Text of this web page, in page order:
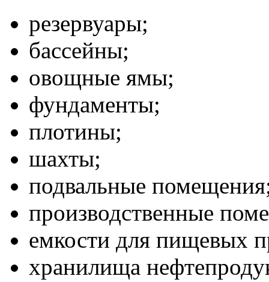
резервуары;
бассейны;
овощные ямы;
фундаменты;
плотины;
шахты;
подвальные
производственные
емкости для пищевых
хранилища